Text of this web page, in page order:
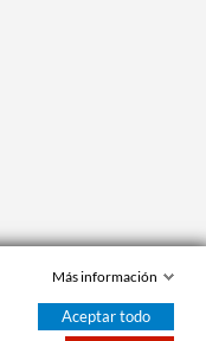
Más información
Aceptar todo